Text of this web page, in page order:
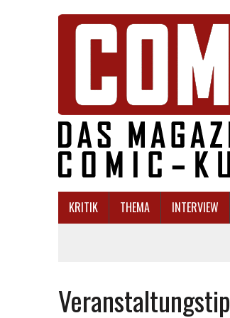
KRITIK THEMA INTERVIEW